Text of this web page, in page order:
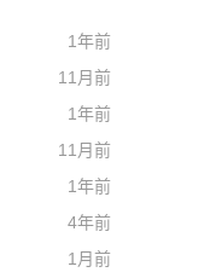
1年前
11月前
1年前
11月前
1年前
4年前
1月前